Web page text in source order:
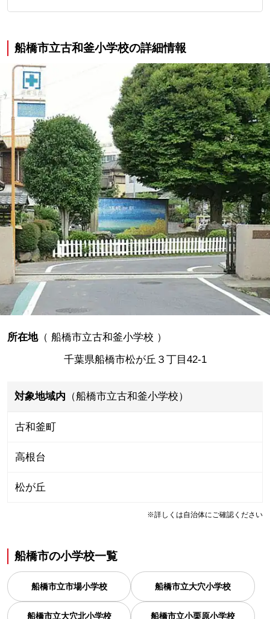
船橋市立古和釜小学校の詳細情報
所在地（ 船橋市立古和釜小学校 ）
千葉県船橋市松が丘３丁目42-1
対象地域内 （船橋市立古和釜小学校）
古和釜町
高根台
松が丘
※詳しくは自治体にご確認ください
船橋市の小学校一覧
船橋市立市場小学校 船橋市立大穴小学校
船橋市立大穴北小学校 船橋市立小栗原小学校